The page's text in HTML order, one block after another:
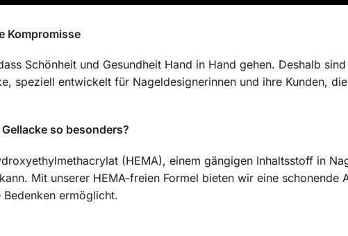
Kompromisse
Schönheit und Gesundheit Hand in Hand gehen. Deshalb
speziell entwickelt für Nageldesignerinnen und ihre Kunden,
so besonders?
(HEMA), einem gängigen Inhaltsstoff in
Mit unserer HEMA-freien Formel bieten wir eine
ermöglicht.